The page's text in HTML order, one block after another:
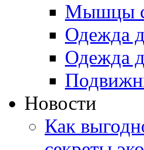
Мышцы
Одежда
Одежда
Новости
Как